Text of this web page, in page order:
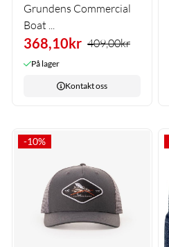
Grundens Commercial
Boat ...
368,10kr 409,00kr
På lager
Kontakt oss
-10%